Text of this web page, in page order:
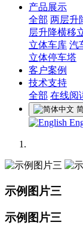
产品展示
全部 两层升
层升降横移
立体车库 汽
立体停车塔
客户案例
技术支持
全部 在线阅
示例图片三
示例图片三